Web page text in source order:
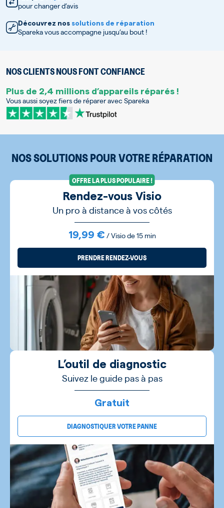
pour changer d’avis
Découvrez nos solutions de réparation
Spareka vous accompagne jusqu’au bout !
NOS CLIENTS NOUS FONT CONFIANCE
Plus de 2,4 millions d’appareils réparés !
Vous aussi soyez fiers de réparer avec Spareka
NOS SOLUTIONS POUR VOTRE RÉPARATION
OFFRE LA PLUS POPULAIRE !
Rendez-vous Visio
Un pro à distance à vos côtés
19,99 € / Visio de 15 min
PRENDRE RENDEZ-VOUS
L’outil de diagnostic
Suivez le guide pas à pas
Gratuit
DIAGNOSTIQUER VOTRE PANNE